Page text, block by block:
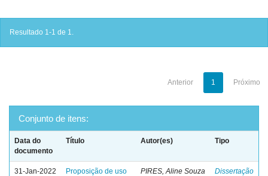
Resultado 1-1 de 1.
Anterior 1 Próximo
Conjunto de itens:
Data do
documento
Título Autor(es) Tipo
31-Jan-2022
Proposição de uso
PIRES, Aline Souza
Dissertação